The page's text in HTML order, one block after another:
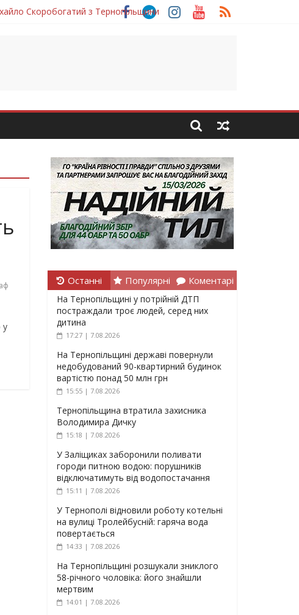
Скоробогатий з Тернопільщини
у
Останні Популярні Коментарі
На Тернопільщині у потрійній ДТП
постраждали троє людей, серед них
дитина
17:27 | 7.08.2026
На Тернопільщині державі повернули
недобудований 90-квартирний будинок
вартістю понад 50 млн грн
15:55 | 7.08.2026
Тернопільщина втратила захисника
Володимира Дичку
15:18 | 7.08.2026
У Заліщиках заборонили поливати
городи питною водою: порушників
відключатимуть від водопостачання
15:11 | 7.08.2026
У Тернополі відновили роботу котельні
на вулиці Тролейбусній: гаряча вода
повертається
14:33 | 7.08.2026
На Тернопільщині розшукали зниклого
58-річного чоловіка: його знайшли
мертвим
14:01 | 7.08.2026